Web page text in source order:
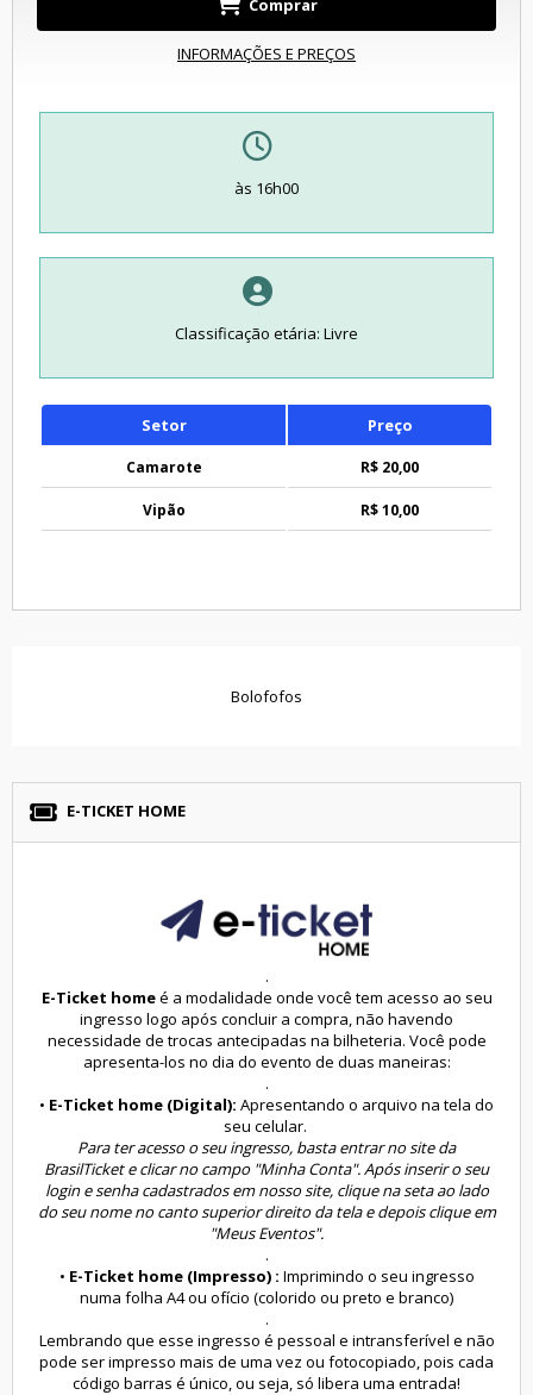
Comprar
INFORMAÇÕES E PREÇOS
às 16h00
Classificação etária: Livre
Setor Preço
Camarote R$ 20,00
Vipão R$ 10,00
Bolofofos
E-TICKET HOME
.
E-Ticket homeé a modalidade onde você tem acesso ao seu
ingresso logo após concluir a compra, não havendo
necessidade de trocas antecipadas na bilheteria. Você pode
apresenta-los no dia do evento de duas maneiras:
.
• E-Ticket home (Digital): Apresentando o arquivo na tela do
seu celular.
Para ter acesso o seu ingresso, basta entrar no site da
BrasilTicket e clicar no campo "Minha Conta". Após inserir o seu
login e senha cadastrados em nosso site, clique na seta ao lado
do seu nome no canto superior direito da tela e depois clique em
"Meus Eventos".
.
• E-Ticket home (Impresso) : Imprimindo o seu ingresso
numa folha A4 ou ofício (colorido ou preto e branco)
.
Lembrando que esse ingresso é pessoal e intransferível e não
pode ser impresso mais de uma vez ou fotocopiado, pois cada
código barras é único, ou seja, só libera uma entrada!